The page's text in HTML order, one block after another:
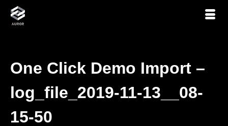
One Click Demo Import –
log_file_2019-11-13__08-
15-50